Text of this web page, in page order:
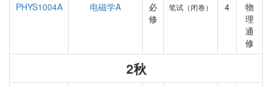
PHYS1004A
电磁学A
必
修
笔试（闭卷） 4
物
理
通
修
2秋